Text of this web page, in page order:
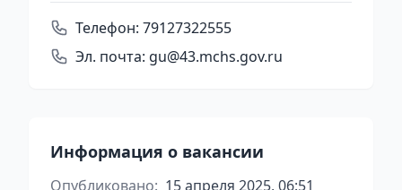
Телефон: 79127322555
Эл. почта: gu@43.mchs.gov.ru
Информация о вакансии
Опубликовано: 15 апреля 2025, 06:51